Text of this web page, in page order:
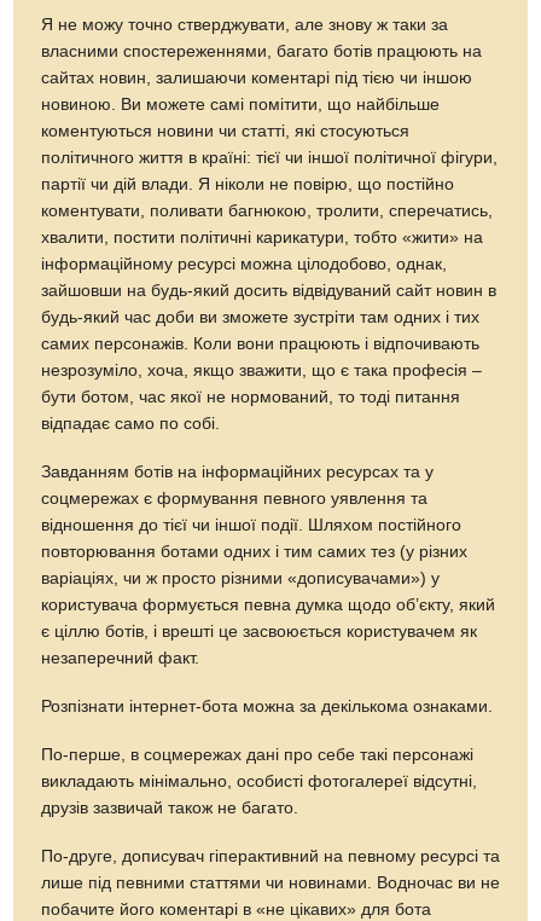
Я не можу точно стверджувати, але знову ж таки за
власними спостереженнями, багато ботів працюють на
сайтах новин, залишаючи коментарі під тією чи іншою
новиною. Ви можете самі помітити, що найбільше
коментуються новини чи статті, які стосуються
політичного життя в країні: тієї чи іншої політичної фігури,
партії чи дій влади. Я ніколи не повірю, що постійно
коментувати, поливати багнюкою, тролити, сперечатись,
хвалити, постити політичні карикатури, тобто «жити» на
інформаційному ресурсі можна цілодобово, однак,
зайшовши на будь-який досить відвідуваний сайт новин в
будь-який час доби ви зможете зустріти там одних і тих
самих персонажів. Коли вони працюють і відпочивають
незрозуміло, хоча, якщо зважити, що є така професія –
бути ботом, час якої не нормований, то тоді питання
відпадає само по собі.
Завданням ботів на інформаційних ресурсах та у
соцмережах є формування певного уявлення та
відношення до тієї чи іншої події. Шляхом постійного
повторювання ботами одних і тим самих тез (у різних
варіаціях, чи ж просто різними «дописувачами») у
користувача формується певна думка щодо об’єкту, який
є ціллю ботів, і врешті це засвоюється користувачем як
незаперечний факт.
Розпізнати інтернет-бота можна за декількома ознаками.
По-перше, в соцмережах дані про себе такі персонажі
викладають мінімально, особисті фотогалереї відсутні,
друзів зазвичай також не багато.
По-друге, дописувач гіперактивний на певному ресурсі та
лише під певними статтями чи новинами. Водночас ви не
побачите його коментарі в «не цікавих» для бота